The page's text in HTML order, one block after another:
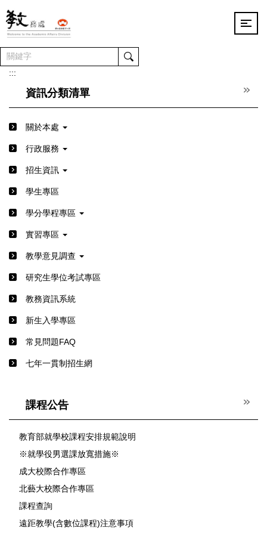
跳
到
主
要
內
容
:::
資訊分類清單
關於本處
行政服務
招生資訊
學生專區
學分學程專區
實習專區
教學意見調查
研究生學位考試專區
教務資訊系統
新生入學專區
常見問題FAQ
七年一貫制招生網
課程公告
教育部就學校課程安排規範說明
※就學役男選課放寬措施※
成大校際合作專區
北藝大校際合作專區
課程查詢
遠距教學(含數位課程)注意事項